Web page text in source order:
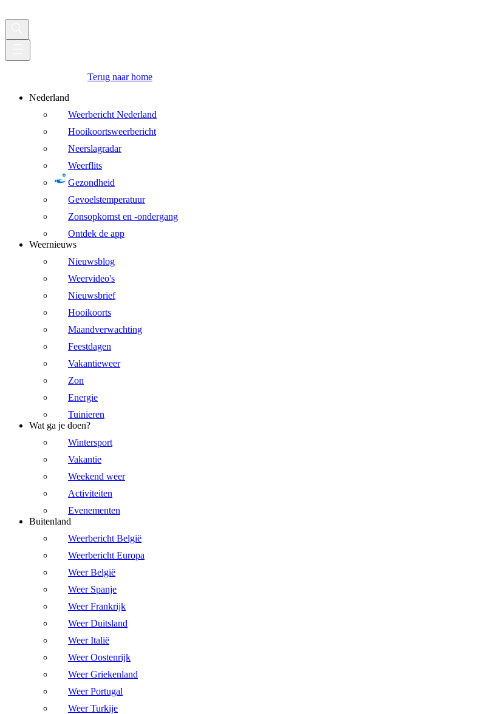
Terug naar home
Nederland
Weerbericht Nederland
Hooikoortsweerbericht
Neerslagradar
Weerflits
Gezondheid
Gevoelstemperatuur
Zonsopkomst en -ondergang
Ontdek de app
Weernieuws
Nieuwsblog
Weervideo's
Nieuwsbrief
Hooikoorts
Maandverwachting
Feestdagen
Vakantieweer
Zon
Energie
Tuinieren
Wat ga je doen?
Wintersport
Vakantie
Weekend weer
Activiteiten
Evenementen
Buitenland
Weerbericht België
Weerbericht Europa
Weer België
Weer Spanje
Weer Frankrijk
Weer Duitsland
Weer Italië
Weer Oostenrijk
Weer Griekenland
Weer Portugal
Weer Turkije